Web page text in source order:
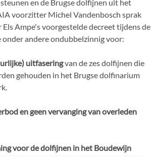
en de Brugse dolfijnen uit het
voorzitter Michel Vandenbosch sprak
Ampe's voorgestelde decreet tijdens de
andere ondubbelzinnig voor:
uitfaseringvan de zes dolfijnen die
gehouden in het Brugse dolfinarium
en geen vervanging van overleden
voor de dolfijnen in het Boudewijn